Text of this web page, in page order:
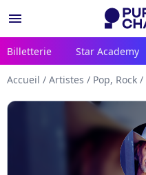
menu
Billetterie Star Academy
Accueil / Artistes / Pop, Rock /